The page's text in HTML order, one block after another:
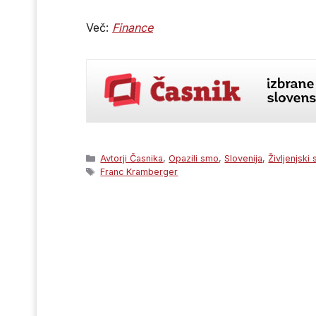
Več: Finance
Categories
Avtorji Časnika,Opazili smo,Slovenija,Življenjski
Tags
Franc Kramberger